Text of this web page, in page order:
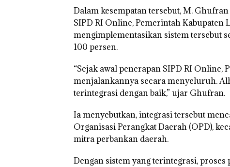
Dalam kesempatan tersebut, M.
SIPD RI Online, Pemerintah
mengimplementasikan sistem tersebut
100 persen.
“Sejak awal penerapan SIPD RI Online,
menjalankannya secara menyeluruh.
terintegrasi dengan baik,” ujar Ghufran.
Ia menyebutkan, integrasi tersebut
Organisasi Perangkat Daerah (OPD),
mitra perbankan daerah.
Dengan sistem yang terintegrasi,